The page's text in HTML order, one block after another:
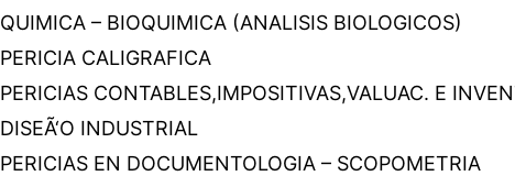
QUIMICA – BIOQUIMICA (ANALISIS BIOLOGICOS)
PERICIA CALIGRAFICA
PERICIAS CONTABLES,IMPOSITIVAS,VALUAC. E
DISEÃ‘O INDUSTRIAL
PERICIAS EN DOCUMENTOLOGIA – SCOPOMETRIA